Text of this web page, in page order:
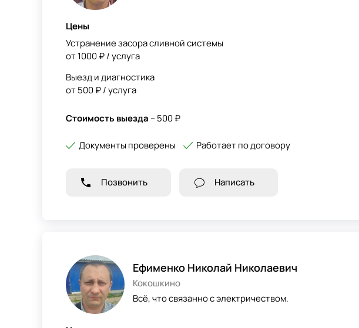
Цены
Устранение засора сливной системы
от 1000 ₽ / услуга
Выезд и диагностика
от 500 ₽ / услуга
Стоимость выезда – 500 ₽
Документы проверены Работает по договору
Позвонить Написать
Ефименко Николай Николаевич
Кокошкино
Всё, что связанно с электричеством.